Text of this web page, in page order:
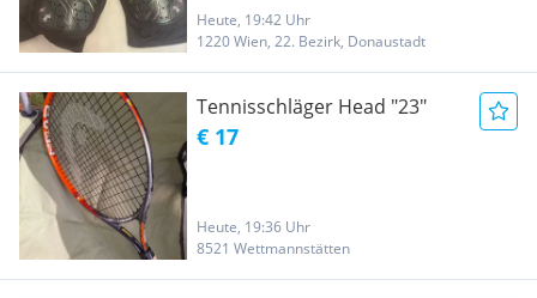
Heute, 19:42 Uhr
1220 Wien, 22. Bezirk, Donaustadt
Tennisschläger Head "23"
€ 17
Heute, 19:36 Uhr
8521 Wettmannstätten